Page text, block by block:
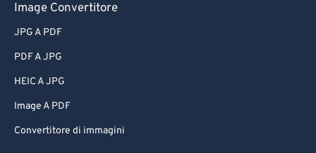
Image Convertitore
JPG A PDF
PDF A JPG
HEIC A JPG
Image A PDF
Convertitore di immagini